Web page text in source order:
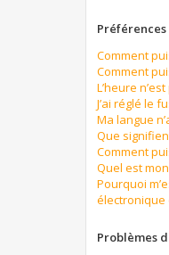
Comment
Comment
L’heure
J’ai réglé le
Ma langue
Que
Comment
Quel est
Pourquoi
électronique
Problèmes